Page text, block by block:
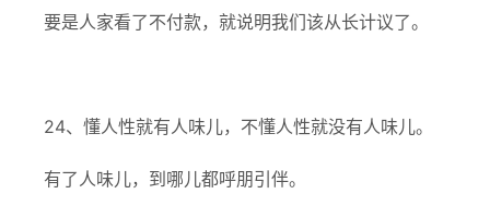
要是人家看了不付款，就说明我们该从长计议了。
24、懂人性就有人味儿，不懂人性就没有人味儿。
有了人味儿，到哪儿都呼朋引伴。